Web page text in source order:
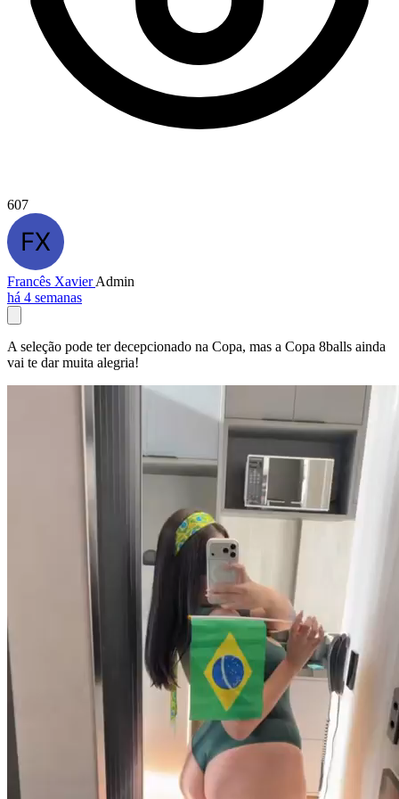
607
Francês XavierAdmin
há 4 semanas
A seleção pode ter decepcionado na Copa, mas a Copa 8balls ainda
vai te dar muita alegria!